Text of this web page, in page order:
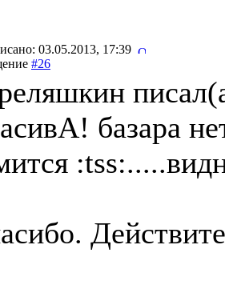
03.05.2013, 17:39
#26
базара